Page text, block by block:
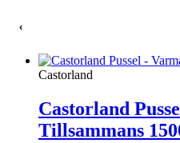
‹
Castorland
Castorland
Tillsammans